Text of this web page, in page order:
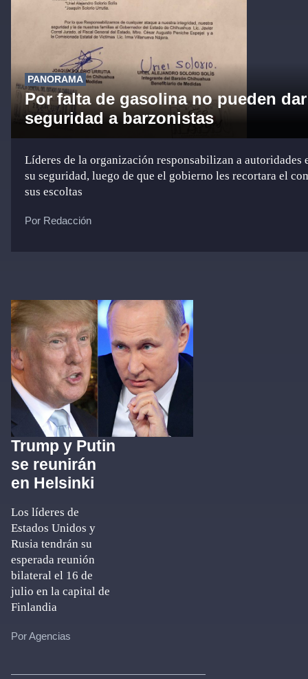
PANORAMA
Por falta de gasolina no pueden dar
seguridad a barzonistas
Líderes de la organización responsabilizan a autoridades
su seguridad, luego de que el gobierno les recortara el
sus escoltas
Por Redacción
Trump y Putin
se reunirán
en Helsinki
Los líderes de
Estados Unidos y
Rusia tendrán su
esperada reunión
bilateral el 16 de
julio en la capital de
Finlandia
Por Agencias